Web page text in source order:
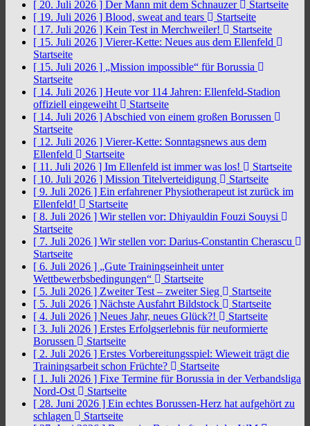
[ 20. Juli 2026 ] Der Mann mit dem Schnauzer
Startseite
[ 19. Juli 2026 ] Blood, sweat and tears
Startseite
[ 17. Juli 2026 ] Kein Test in Merchweiler!
Startseite
[ 15. Juli 2026 ] Vierer-Kette: Neues aus dem Ellenfeld
Startseite
[ 15. Juli 2026 ] „Mission impossible“ für Borussia
Startseite
[ 14. Juli 2026 ] Heute vor 114 Jahren: Ellenfeld-Stadion
offiziell eingeweiht
Startseite
[ 14. Juli 2026 ] Abschied von einem großen Borussen
Startseite
[ 12. Juli 2026 ] Vierer-Kette: Sonntagsnews aus dem
Ellenfeld
Startseite
[ 11. Juli 2026 ] Im Ellenfeld ist immer was los!
Startseite
[ 10. Juli 2026 ] Mission Titelverteidigung
Startseite
[ 9. Juli 2026 ] Ein erfahrener Physiotherapeut ist zurück im
Ellenfeld!
Startseite
[ 8. Juli 2026 ] Wir stellen vor: Dhiyauldin Fouzi Souysi
Startseite
[ 7. Juli 2026 ] Wir stellen vor: Darius-Constantin Cherascu
Startseite
[ 6. Juli 2026 ] „Gute Trainingseinheit unter
Wettbewerbsbedingungen“
Startseite
[ 5. Juli 2026 ] Zweiter Test – zweiter Sieg
Startseite
[ 5. Juli 2026 ] Nächste Ausfahrt Bildstock
Startseite
[ 4. Juli 2026 ] Neues Jahr, neues Glück?!
Startseite
[ 3. Juli 2026 ] Erstes Erfolgserlebnis für neuformierte
Borussen
Startseite
[ 2. Juli 2026 ] Erstes Vorbereitungsspiel: Wieweit trägt die
Trainingsarbeit schon Früchte?
Startseite
[ 1. Juli 2026 ] Fixe Termine für Borussia in der Verbandsliga
Nord-Ost
Startseite
[ 28. Juni 2026 ] Ein echtes Borussen-Herz hat aufgehört zu
schlagen
Startseite